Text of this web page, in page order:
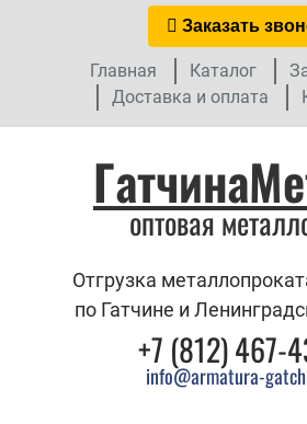
Заказать
Главная Каталог
Доставка и оплата
оптовая
Отгрузка
по Гатчине и
+7 (812) 467-
info@armatura-